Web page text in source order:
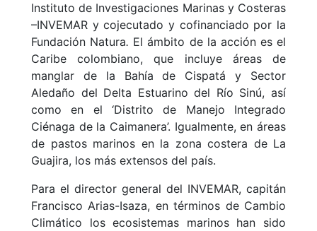
Instituto de Investigaciones Marinas y Costeras
–INVEMAR y cojecutado y cofinanciado por la
Fundación Natura. El ámbito de la acción es el
Caribe colombiano, que incluye áreas de
manglar de la Bahía de Cispatá y Sector
Aledaño del Delta Estuarino del Río Sinú, así
como en el ‘Distrito de Manejo Integrado
Ciénaga de la Caimanera’. Igualmente, en áreas
de pastos marinos en la zona costera de La
Guajira, los más extensos del país.
Para el director general del INVEMAR, capitán
Francisco Arias-Isaza, en términos de Cambio
Climático los ecosistemas marinos han sido